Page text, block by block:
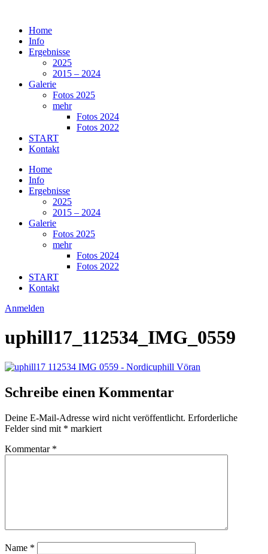
springenHome
Info
Ergebnisse
2025
2015 – 2024
Galerie
Fotos 2025
mehr
Fotos 2024
Fotos 2022
START
Kontakt
Home
Info
Ergebnisse
2025
2015 – 2024
Galerie
Fotos 2025
mehr
Fotos 2024
Fotos 2022
START
Kontakt
Anmelden
uphill17_112534_IMG_0559
Schreibe einen Kommentar
Deine E-Mail-Adresse wird nicht veröffentlicht. Erforderliche
Felder sind mit * markiert
Kommentar *
Name *